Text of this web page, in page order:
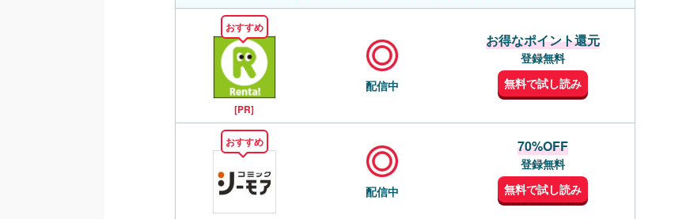
おすすめ
[PR]
配信中
お得なポイント還元
登録無料
無料で試し読み
おすすめ
配信中
70%OFF
登録無料
無料で試し読み